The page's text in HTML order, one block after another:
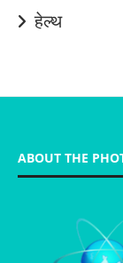
हेल्थ
ABOUT THE